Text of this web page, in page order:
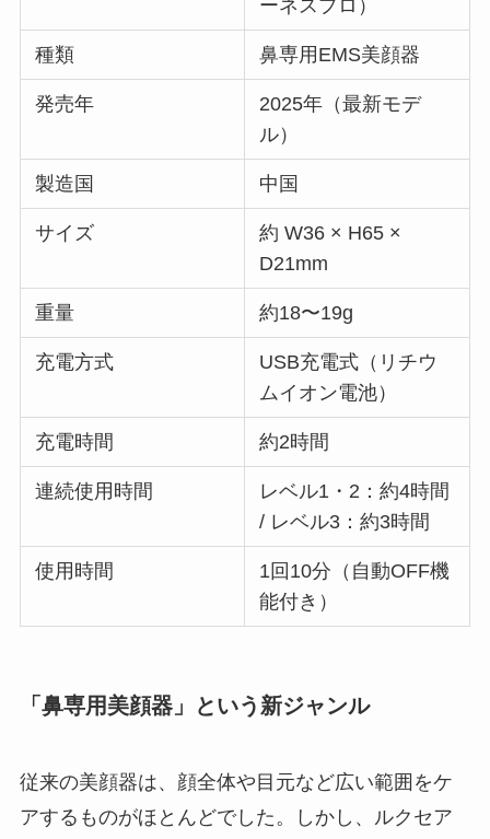
ーネスプロ）
種類 鼻専用EMS美顔器
発売年
2025年（最新モデ
ル）
製造国 中国
サイズ
約 W36 × H65 ×
D21mm
重量 約18〜19g
充電方式
USB充電式（リチウ
ムイオン電池）
充電時間 約2時間
連続使用時間
レベル1・2：約4時間
/ レベル3：約3時間
使用時間
1回10分（自動OFF機
能付き）
「鼻専用美顔器」という新ジャンル
従来の美顔器は、顔全体や目元など広い範囲をケ
アするものがほとんどでした。しかし、ルクセア